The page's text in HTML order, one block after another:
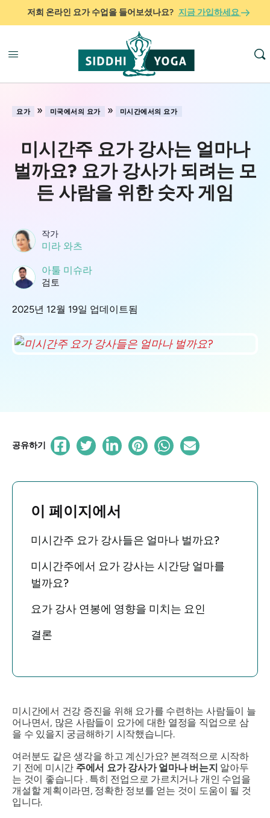
저희 온라인 요가 수업을 들어보셨나요? 지금 가입하세요
요가 » 미국에서의 요가 » 미시간에서의 요가
미시간주 요가 강사는 얼마나
벌까요? 요가 강사가 되려는 모
든 사람을 위한 숫자 게임
작가
미라 와츠
아툴 미슈라
검토
2025년 12월 19일 업데이트됨
공유하기
이 페이지에서
미시간주 요가 강사들은 얼마나 벌까요?
미시간주에서 요가 강사는 시간당 얼마를
벌까요?
요가 강사 연봉에 영향을 미치는 요인
결론
미시간에서 건강 증진을 위해 요가를 수련하는 사람들이 늘
어나면서, 많은 사람들이 요가에 대한 열정을 직업으로 삼
을 수 있을지 궁금해하기 시작했습니다.
여러분도 같은 생각을 하고 계신가요? 본격적으로 시작하
기 전에 미시간 주에서 요가 강사가 얼마나 버는지 알아두
는 것이 좋습니다 . 특히 전업으로 가르치거나 개인 수업을
개설할 계획이라면, 정확한 정보를 얻는 것이 도움이 될 것
입니다.